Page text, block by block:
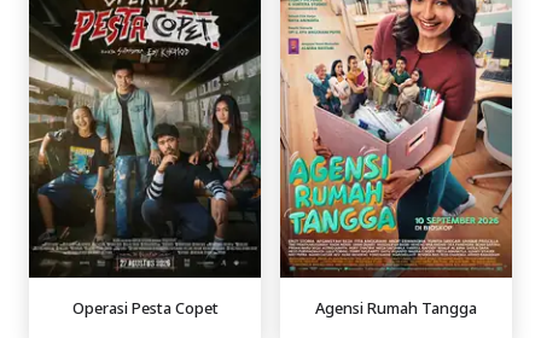
Operasi Pesta Copet Agensi Rumah Tangga